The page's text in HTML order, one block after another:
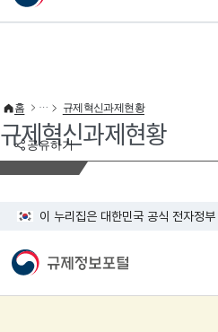
이 누리집은 대한민국 공식 전자정부 누리집입니다.
공유하기
홈 규제혁신과제현황
규제혁신과제현황